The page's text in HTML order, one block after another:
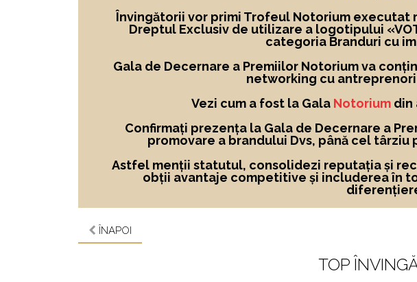
Învingătorii vor primi Trofeul Notorium executat
Dreptul Exclusiv de utilizare a logotipului «
categoria Branduri cu
Gala de Decernare a Premiilor Notorium va
networking cu
Vezi cum a fost la Gala Notoriumdin
Confirmați prezența la Gala de Decernare a
promovare a brandului Dvs, până cel târziu
Astfel menții statutul, consolidezi reputația și
obții avantaje competitive și includerea în
ÎNAPOI
TOP